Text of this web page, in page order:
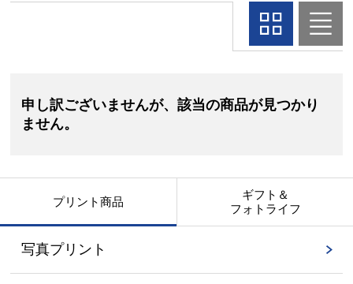
申し訳ございませんが、該当の商品が見つかり
ません。
プリント商品
写真プリント
ギフト＆
フォトライフ